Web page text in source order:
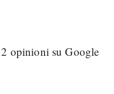
2 opinioni su Google